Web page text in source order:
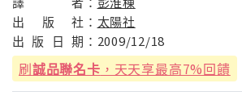
出
版 社： 太陽社
出 版 日 期： 2009/12/18
刷誠品聯名卡 ，天天享最高7%回饋